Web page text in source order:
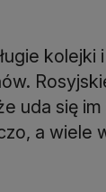
kolejki
uda się
a wiele